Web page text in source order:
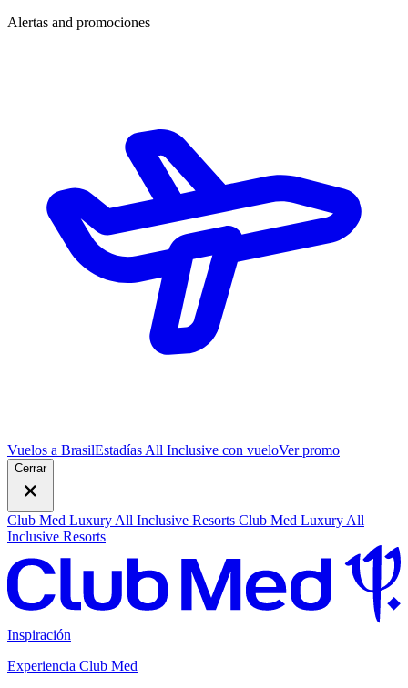
Alertas and promociones
Vuelos a BrasilEstadías All Inclusive con vueloVer promo
Cerrar
Club Med Luxury All Inclusive Resorts Club Med Luxury All
Inclusive Resorts
Inspiración
Experiencia Club Med